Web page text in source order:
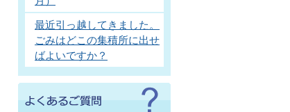
最近引っ越してきました。
ごみはどこの集積所に出せ
ばよいですか？